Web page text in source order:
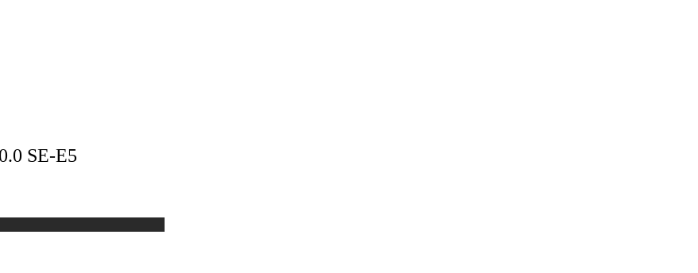
SE-E5